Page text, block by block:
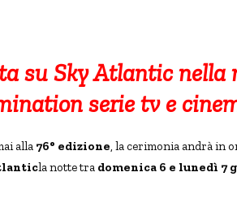
su Sky Atlantic
serie tv e
alla 76° edizione, la cerimonia andrà in
la notte tra domenica 6 e lunedì 7